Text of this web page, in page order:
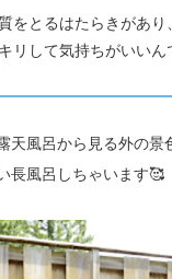
をとるはたらきがあり
リして気持ちがいいん
風呂から見る外の景
長風呂しちゃいます🥰